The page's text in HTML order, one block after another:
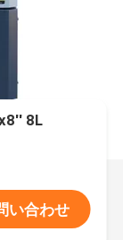
8L
い合わせ